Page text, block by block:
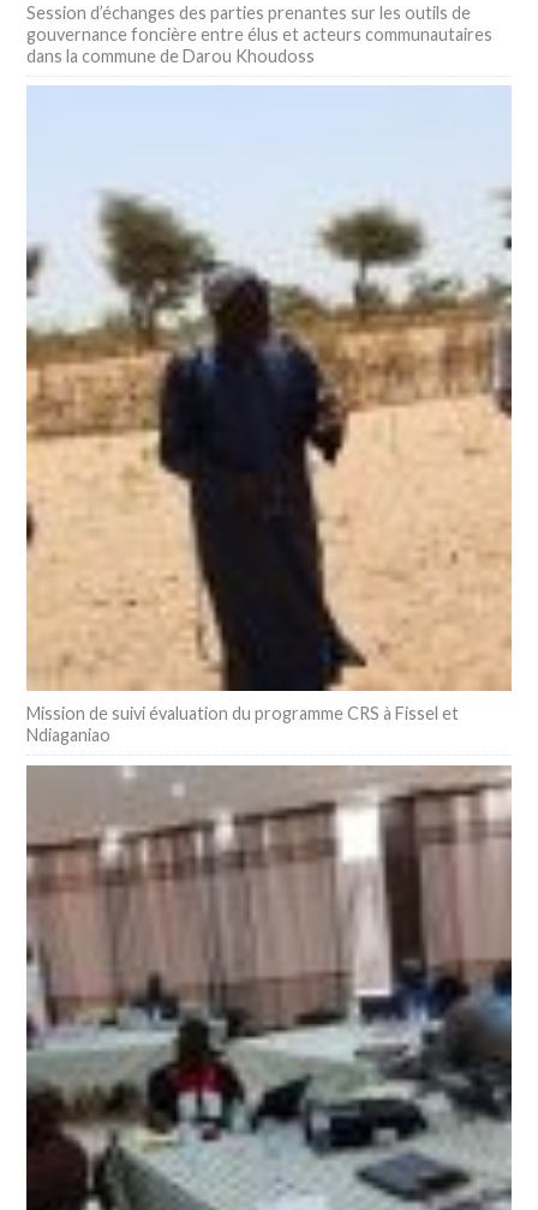
Session d’échanges des parties prenantes sur les outils de
gouvernance foncière entre élus et acteurs communautaires
dans la commune de Darou Khoudoss
Mission de suivi évaluation du programme CRS à Fissel et
Ndiaganiao